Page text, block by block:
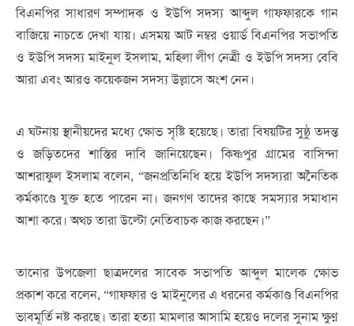
বিএনপির সাধারণ সম্পাদক ও ইউপি সদস্য আব্দুল গাফ্ফারকে গান
বাজিয়ে নাচতে দেখা যায়। এসময় আট নম্বর ওয়ার্ড বিএনপির সভাপতি
ও ইউপি সদস্য মাইনুল ইসলাম, মহিলা লীগ নেত্রী ও ইউপি সদস্য বেবি
আরা এবং আরও কয়েকজন সদস্য উল্লাসে অংশ নেন।
এ ঘটনায় স্থানীয়দের মধ্যে ক্ষোভ সৃষ্টি হয়েছে। তারা বিষয়টির সুষ্ঠু তদন্ত
ও জড়িতদের শাস্তির দাবি জানিয়েছেন। কিষ্ণপুর গ্রামের বাসিন্দা
আশরাফুল ইসলাম বলেন, “জনপ্রতিনিধি হয়ে ইউপি সদস্যরা অনৈতিক
কর্মকাণ্ডে যুক্ত হতে পারেন না। জনগণ তাদের কাছে সমস্যার সমাধান
আশা করে। অথচ তারা উল্টো নেতিবাচক কাজ করছেন।”
তানোর উপজেলা ছাত্রদলের সাবেক সভাপতি আব্দুল মালেক ক্ষোভ
প্রকাশ করে বলেন, “গাফ্ফার ও মাইনুলের এ ধরনের কর্মকাণ্ড বিএনপির
ভাবমূর্তি নষ্ট করছে। তারা হত্যা মামলার আসামি হয়েও দলের সুনাম ক্ষুণ্ন